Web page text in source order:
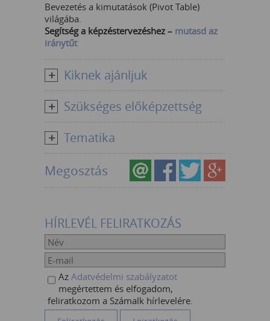
Bevezetés a kimutatások (Pivot Table)
világába.
Segítség a képzéstervezéshez – mutasd az
iránytűt
Kiknek ajánljuk
Szükséges előképzettség
Tematika
Megosztás
HÍRLEVÉL FELIRATKOZÁS
Az Adatvédelmi szabályzatot
megértettem és elfogadom,
feliratkozom a Számalk hírlevelére.